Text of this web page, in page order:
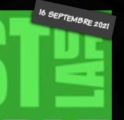
16 SEPTEMBRE 2021